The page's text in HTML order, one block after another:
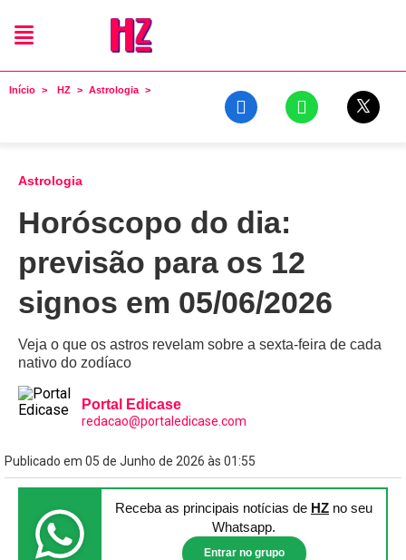
Início HZ Astrologia
Astrologia
Horóscopo do dia:
previsão para os 12
signos em 05/06/2026
Veja o que os astros revelam sobre a sexta-feira de cada
nativo do zodíaco
Portal Edicase
redacao@portaledicase.com
Publicado em 05 de Junho de 2026 às 01:55
Receba as principais notícias de HZ no seu
Whatsapp.
Entrar no grupo